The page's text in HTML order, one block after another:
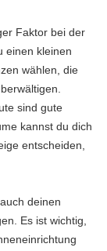
Faktor bei der
einen kleinen
wählen, die
sind gute
kannst du dich
entscheiden,
deinen
Es ist wichtig,